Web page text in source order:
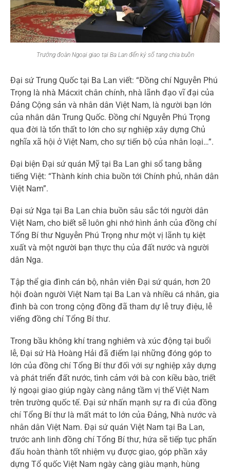
Trưởng đoàn Ngoại giao tại Ba Lan đến ký sổ tang chia buồn
Đại sứ Trung Quốc tại Ba Lan viết: “Đồng chí Nguyễn Phú
Trọng là nhà Mácxit chân chính, nhà lãnh đạo vĩ đại của
Đảng Cộng sản và nhân dân Việt Nam, là người bạn lớn
của nhân dân Trung Quốc. Đồng chí Nguyễn Phú Trọng
qua đời là tổn thất to lớn cho sự nghiệp xây dựng Chủ
nghĩa xã hội ở Việt Nam, cho sự tiến bộ của nhân loại…”.
Đại biện Đại sứ quán Mỹ tại Ba Lan ghi sổ tang bằng
tiếng Việt: “Thành kính chia buồn tới Chính phủ, nhân dân
Việt Nam”.
Đại sứ Nga tại Ba Lan chia buồn sâu sắc tới người dân
Việt Nam, cho biết sẽ luôn ghi nhớ hình ảnh của đồng chí
Tổng Bí thư Nguyễn Phú Trọng như một vị lãnh tụ kiệt
xuất và một người bạn thực thụ của đất nước và người
dân Nga.
Tập thể gia đình cán bộ, nhân viên Đại sứ quán, hơn 20
hội đoàn người Việt Nam tại Ba Lan và nhiều cá nhân, gia
đình bà con trong cộng đồng đã tham dự lễ truy điệu, lễ
viếng đồng chí Tổng Bí thư.
Trong bầu không khí trang nghiêm và xúc động tại buổi
lễ, Đại sứ Hà Hoàng Hải đã điểm lại những đóng góp to
lớn của đồng chí Tổng Bí thư đối với sự nghiệp xây dựng
và phát triển đất nước, tình cảm với bà con kiều bào, triết
lý ngoại giao giúp ngày càng nâng tầm vị thế Việt Nam
trên trường quốc tế. Đại sứ nhấn mạnh sự ra đi của đồng
chí Tổng Bí thư là mất mát to lớn của Đảng, Nhà nước và
nhân dân Việt Nam. Đại sứ quán Việt Nam tại Ba Lan,
trước anh linh đồng chí Tổng Bí thư, hứa sẽ tiếp tục phấn
đấu hoàn thành tốt nhiệm vụ được giao, góp phần xây
dựng Tổ quốc Việt Nam ngày càng giàu mạnh, hùng